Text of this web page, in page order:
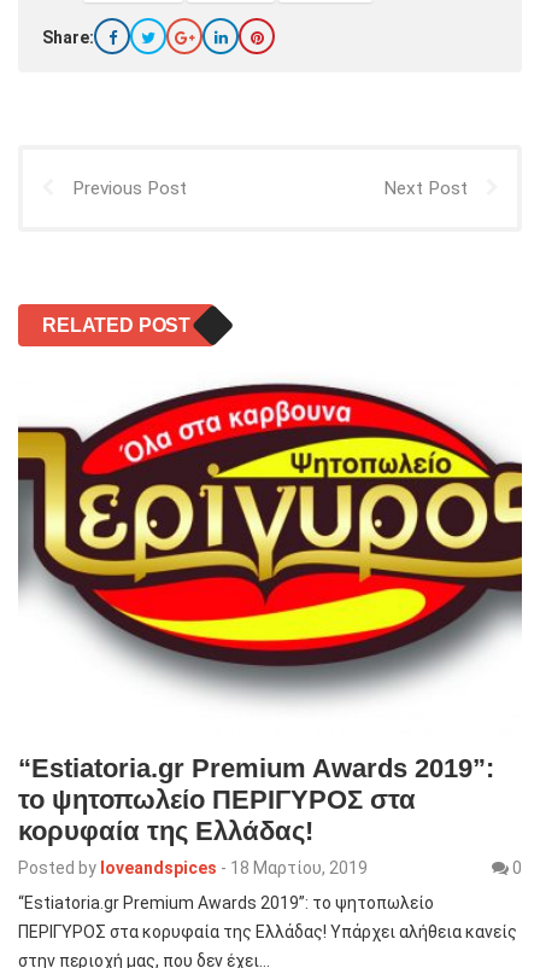
Share:
Previous Post Next Post
RELATED POST
“Estiatoria.gr Premium Awards 2019”:
το ψητοπωλείο ΠΕΡΙΓΥΡΟΣ στα
κορυφαία της Ελλάδας!
Posted by loveandspices - 18 Μαρτίου, 2019
0
“Estiatoria.gr Premium Awards 2019”: το ψητοπωλείο
ΠΕΡΙΓΥΡΟΣ στα κορυφαία της Ελλάδας! Υπάρχει αλήθεια κανείς
στην περιοχή μας, που δεν έχει…